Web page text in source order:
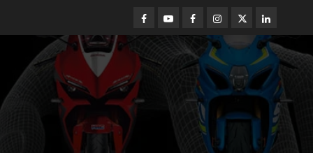
Facebook
YoutubeFacebookInstagram
Twitterlinkedin